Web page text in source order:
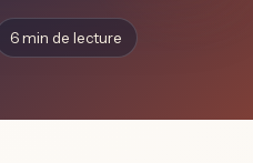
6 min de lecture